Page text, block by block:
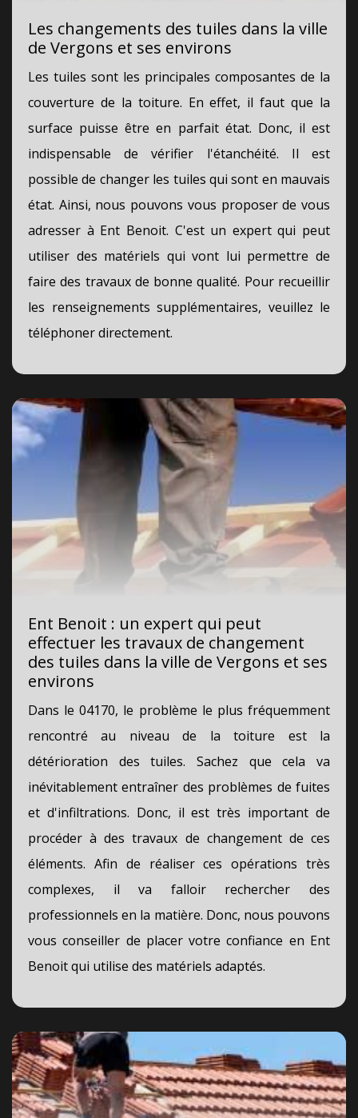
Les changements des tuiles dans la ville
de Vergons et ses environs
Les tuiles sont les principales composantes de la
couverture de la toiture. En effet, il faut que la
surface puisse être en parfait état. Donc, il est
indispensable de vérifier l'étanchéité. Il est
possible de changer les tuiles qui sont en mauvais
état. Ainsi, nous pouvons vous proposer de vous
adresser à Ent Benoit. C'est un expert qui peut
utiliser des matériels qui vont lui permettre de
faire des travaux de bonne qualité. Pour recueillir
les renseignements supplémentaires, veuillez le
téléphoner directement.
Ent Benoit : un expert qui peut
effectuer les travaux de changement
des tuiles dans la ville de Vergons et ses
environs
Dans le 04170, le problème le plus fréquemment
rencontré au niveau de la toiture est la
détérioration des tuiles. Sachez que cela va
inévitablement entraîner des problèmes de fuites
et d'infiltrations. Donc, il est très important de
procéder à des travaux de changement de ces
éléments. Afin de réaliser ces opérations très
complexes, il va falloir rechercher des
professionnels en la matière. Donc, nous pouvons
vous conseiller de placer votre confiance en Ent
Benoit qui utilise des matériels adaptés.